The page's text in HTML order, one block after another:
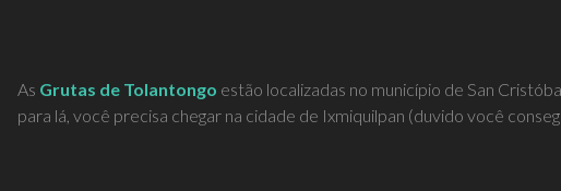
As Grutas de Tolantongo estão localizadas no município de San
para lá, você precisa chegar na cidade de Ixmiquilpan (duvido você